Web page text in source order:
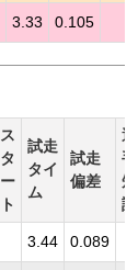
3.33 0.105
ス
タ
ー
ト
試走
タイ
ム
試走
偏差
選
手
短
評
3.44 0.089